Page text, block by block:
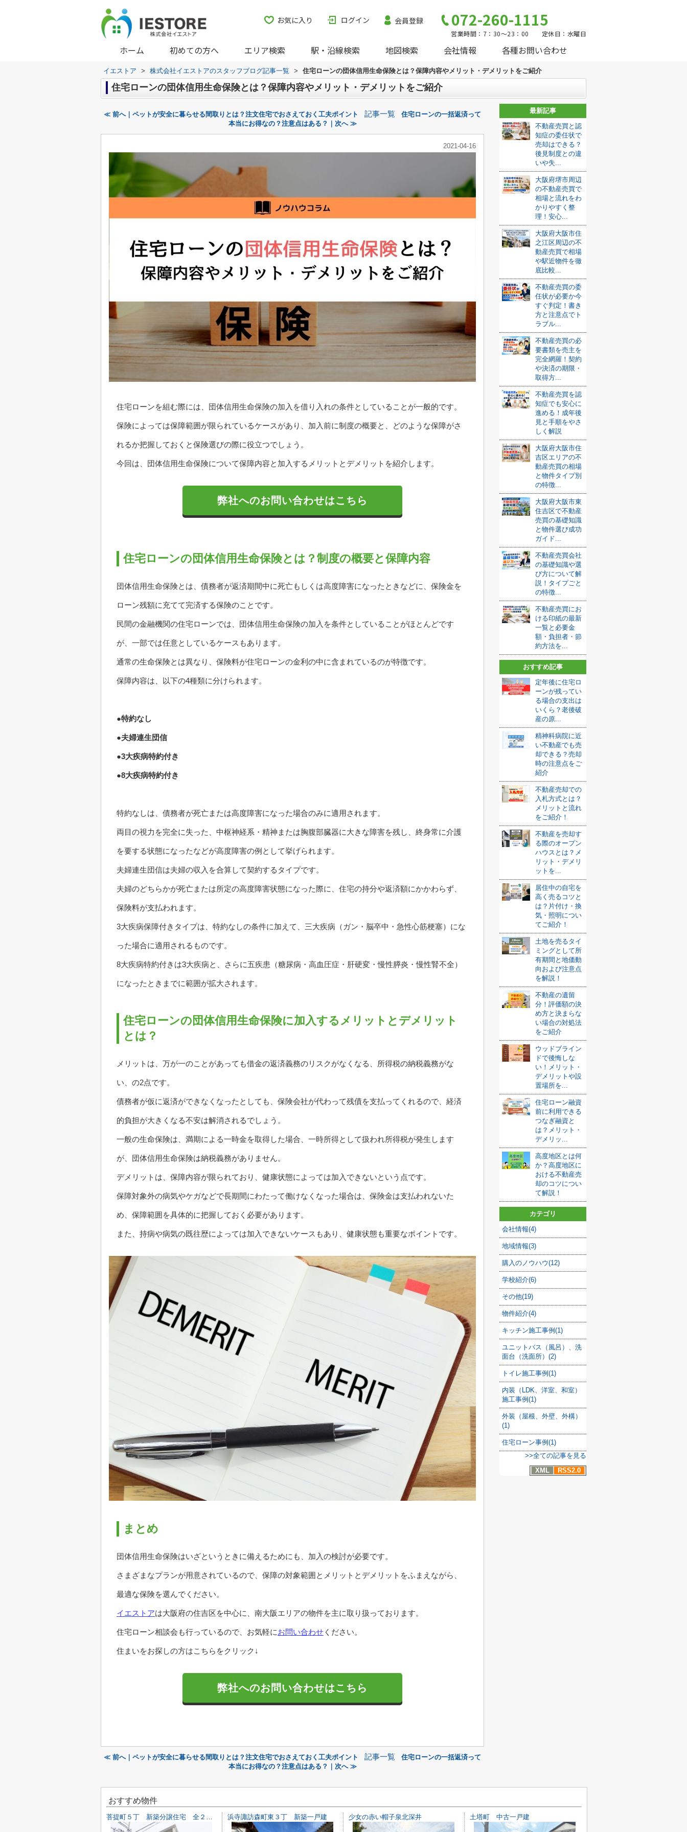
お気に入り ログイン 会員登録 072-260-1115
営業時間：7：30～23：00 定休日：水曜日
ホーム 初めての方へ エリア検索 駅・沿線検索 地図検索 会社情報 各種お問い合わせ
イエストア > 株式会社イエストアのスタッフブログ記事一覧 > 住宅ローンの団体信用生命保険とは？保障内容やメリット・デメリットをご紹介
住宅ローンの団体信用生命保険とは？保障内容やメリット・デメリットをご紹介
≪ 前へ｜ペットが安全に暮らせる間取りとは？注文住宅でおさえておく工夫ポイント 記事一覧
住宅ローンの一括返済って
本当にお得なの？注意点はある？｜次へ ≫
2021-04-16
住宅ローンを組む際には、団体信用生命保険の加入を借り入れの条件としていることが一般的です。
保険によっては保障範囲が限られているケースがあり、加入前に制度の概要と、どのような保障がさ
れるか把握しておくと保険選びの際に役立つでしょう。
今回は、団体信用生命保険について保障内容と加入するメリットとデメリットを紹介します。
弊社へのお問い合わせはこちら
住宅ローンの団体信用生命保険とは？制度の概要と保障内容
団体信用生命保険とは、債務者が返済期間中に死亡もしくは高度障害になったときなどに、保険金を
ローン残額に充てて完済する保険のことです。
民間の金融機関の住宅ローンでは、団体信用生命保険の加入を条件としていることがほとんどです
が、一部では任意としているケースもあります。
通常の生命保険とは異なり、保険料が住宅ローンの金利の中に含まれているのが特徴です。
保障内容は、以下の4種類に分けられます。
●特約なし
●夫婦連生団信
●3大疾病特約付き
●8大疾病特約付き
特約なしは、債務者が死亡または高度障害になった場合のみに適用されます。
両目の視力を完全に失った、中枢神経系・精神または胸腹部臓器に大きな障害を残し、終身常に介護
を要する状態になったなどが高度障害の例として挙げられます。
夫婦連生団信は夫婦の収入を合算して契約するタイプです。
夫婦のどちらかが死亡または所定の高度障害状態になった際に、住宅の持分や返済額にかかわらず、
保険料が支払われます。
3大疾病保障付きタイプは、特約なしの条件に加えて、三大疾病（ガン・脳卒中・急性心筋梗塞）にな
った場合に適用されるものです。
8大疾病特約付きは3大疾病と、さらに五疾患（糖尿病・高血圧症・肝硬変・慢性膵炎・慢性腎不全）
になったときまでに範囲が拡大されます。
住宅ローンの団体信用生命保険に加入するメリットとデメリット
とは？
メリットは、万が一のことがあっても借金の返済義務のリスクがなくなる、所得税の納税義務がな
い、の2点です。
債務者が仮に返済ができなくなったとしても、保険会社が代わって残債を支払ってくれるので、経済
的負担が大きくなる不安は解消されるでしょう。
一般の生命保険は、満期による一時金を取得した場合、一時所得として扱われ所得税が発生します
が、団体信用生命保険は納税義務がありません。
デメリットは、保障内容が限られており、健康状態によっては加入できないという点です。
保障対象外の病気やケガなどで長期間にわたって働けなくなった場合は、保険金は支払われないた
め、保障範囲を具体的に把握しておく必要があります。
また、持病や病気の既往歴によっては加入できないケースもあり、健康状態も重要なポイントです。
まとめ
団体信用生命保険はいざというときに備えるためにも、加入の検討が必要です。
さまざまなプランが用意されているので、保障の対象範囲とメリットとデメリットをふまえながら、
最適な保険を選んでください。
イエストアは大阪府の住吉区を中心に、南大阪エリアの物件を主に取り扱っております。
住宅ローン相談会も行っているので、お気軽にお問い合わせ ください。
住まいをお探しの方はこちらをクリック↓
弊社へのお問い合わせはこちら
≪ 前へ｜ペットが安全に暮らせる間取りとは？注文住宅でおさえておく工夫ポイント 記事一覧
住宅ローンの一括返済って
本当にお得なの？注意点はある？｜次へ ≫
最新記事
不動産売買と認
知症の委任状で
売却はできる？
後見制度との違
いや失...
大阪府堺市周辺
の不動産売買で
相場と流れをわ
かりやすく整
理！安心...
大阪府大阪市住
之江区周辺の不
動産売買で相場
や駅近物件を徹
底比較...
不動産売買の委
任状が必要か今
すぐ判定！書き
方と注意点でト
ラブル...
不動産売買の必
要書類を売主を
完全網羅！契約
や決済の期限・
取得方...
不動産売買を認
知症でも安心に
進める！成年後
見と手順をやさ
しく解説
大阪府大阪市住
吉区エリアの不
動産売買の相場
と物件タイプ別
の特徴...
大阪府大阪市東
住吉区で不動産
売買の基礎知識
と物件選び成功
ガイド...
不動産売買会社
の基礎知識や選
び方について解
説！タイプごと
の特徴...
不動産売買にお
ける印紙の最新
一覧と必要金
額・負担者・節
約方法を...
おすすめ記事
定年後に住宅ロ
ーンが残ってい
る場合の支出は
いくら？老後破
産の原...
精神科病院に近
い不動産でも売
却できる？売却
時の注意点をご
紹介
不動産売却での
入札方式とは？
メリットと流れ
をご紹介！
不動産を売却す
る際のオープン
ハウスとは？メ
リット・デメリ
ットを...
居住中の自宅を
高く売るコツと
は？片付け・換
気・照明につい
てご紹介！
土地を売るタイ
ミングとして所
有期間と地価動
向および注意点
を解説！
不動産の遺留
分！評価額の決
め方と決まらな
い場合の対処法
をご紹介
ウッドブライン
ドで後悔しな
い！メリット・
デメリットや設
置場所を...
住宅ローン融資
前に利用できる
つなぎ融資と
は？メリット・
デメリッ...
高度地区とは何
か？高度地区に
おける不動産売
却のコツについ
て解説！
カテゴリ
会社情報(4)
地域情報(3)
購入のノウハウ(12)
学校紹介(6)
その他(19)
物件紹介(4)
キッチン施工事例(1)
ユニットバス（風呂）、洗
面台（洗面所）(2)
トイレ施工事例(1)
内装（LDK、洋室、和室）
施工事例(1)
外装（屋根、外壁、外構）
(1)
住宅ローン事例(1)
>>全ての記事を見る
XML
RSS2.0
おすすめ物件
菩提町５丁 新築分譲住宅 全２区画 浜寺諏訪森町東３丁 新築一戸建 少女の赤い帽子泉北深井 土塔町 中古一戸建